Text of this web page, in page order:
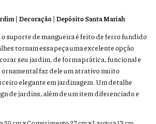
| Decoração | Depósito Santa Mariah
suporte de mangueira é feito de ferro fundido
tornam essa peça uma excelente opção
seu jardim, de forma prática, funcional e
faz dele um atrativo muito
elegante em jardinagem. Um detalhe
de jardins, além de um item diferenciado e